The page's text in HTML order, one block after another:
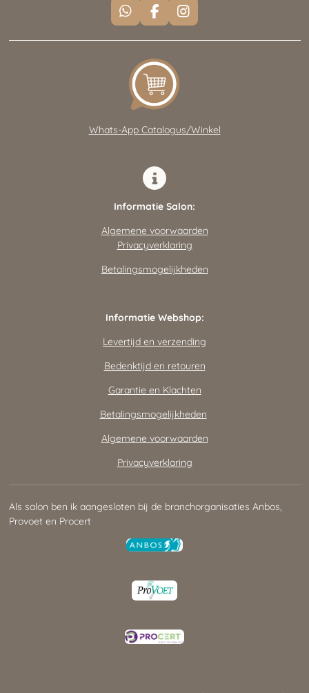
W
h
a
A
p
p
F
a
c
e
b
o
o
k
I
n
s
Whats-App Catalogus/Winkel
Informatie Salon:
Algemene voorwaarden
Privacyverklaring
Betalingsmogelijkheden
Informatie Webshop:
Levertijd en verzending
Bedenktijd en retouren
Garantie en Klachten
Betalingsmogelijkheden
Algemene voorwaarden
Privacyverklaring
Als salon ben ik aangesloten bij de branchorganisaties Anbos,
Provoet en Procert